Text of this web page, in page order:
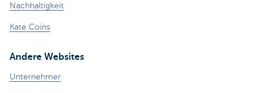
Nachhaltigkeit
Kate Coins
Andere Websites
Unternehmer